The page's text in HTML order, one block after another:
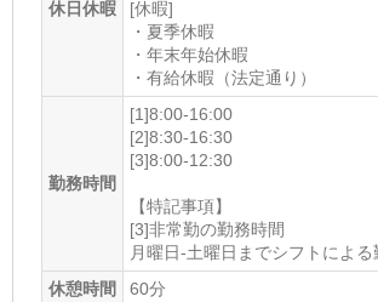
休日休暇
[休暇]
・夏季休暇
・年末年始休暇
・有給休暇（法定通り）
勤務時間
[1]8:00-16:00
[2]8:30-16:30
[3]8:00‐12:30
【特記事項】
[3]非常勤の勤務時間
月曜日-土曜日までシフトによる
休憩時間
60分